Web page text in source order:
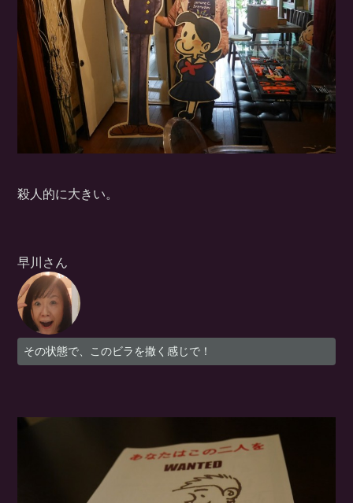
殺人的に大きい。
早川さん
その状態で、このビラを撒く感じで！